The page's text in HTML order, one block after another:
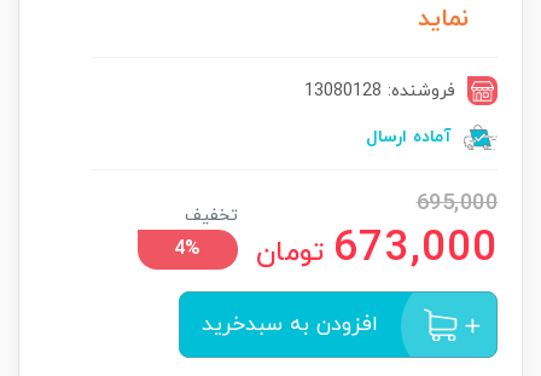
نماید
فروشنده: 13080128
آماده ارسال
695,000
673,000 تومان
تخفیف
4%
افزودن به سبدخرید